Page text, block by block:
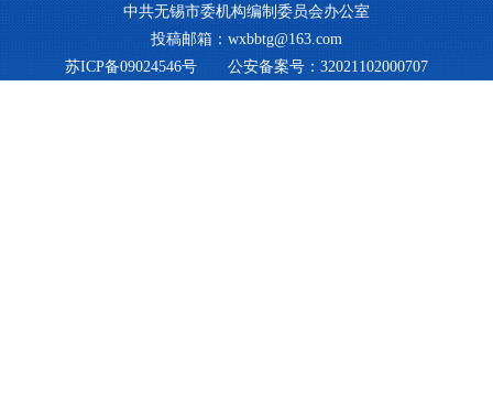
中共无锡市委机构编制委员会办公室
投稿邮箱：wxbbtg@163.com
苏ICP备09024546号
公安备案号：32021102000707